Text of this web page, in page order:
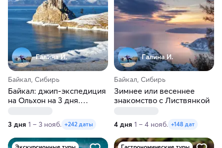
Галина И.
Байкал, Сибирь
Байкал: джип-экспедиция
на Ольхон на 3 дня.
3 дня 1 – 3 нояб. +242 даты
Галина И.
Байкал, Сибирь
Зимнее или весеннее
знакомство с Листвянкой
4 дня 1 – 4 нояб. +148 дат